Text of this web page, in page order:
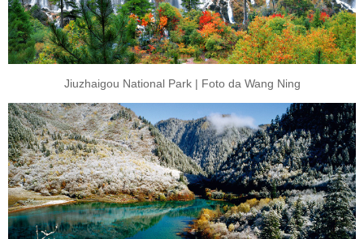
Jiuzhaigou National Park | Foto da Wang Ning